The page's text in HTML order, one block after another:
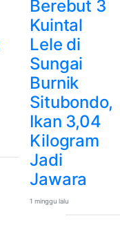
Berebut 3
Kuintal
Lele di
Sungai
Burnik
Situbondo,
Ikan 3,04
Kilogram
Jadi
Jawara
1 minggu lalu